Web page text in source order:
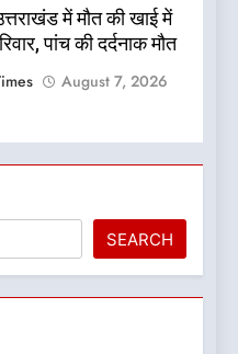
में मौत की खाई में
पांच की दर्दनाक मौत
August 7, 2026
SEARCH